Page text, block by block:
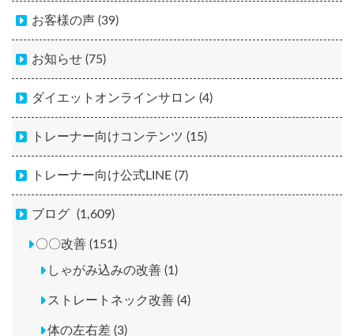
お客様の声 (39)
お知らせ (75)
ダイエットオンラインサロン (4)
トレーナー向けコンテンツ (15)
トレーナー向け公式LINE (7)
ブログ (1,609)
〇〇改善 (151)
しゃがみ込みの改善 (1)
ストレートネック改善 (4)
体の左右差 (3)